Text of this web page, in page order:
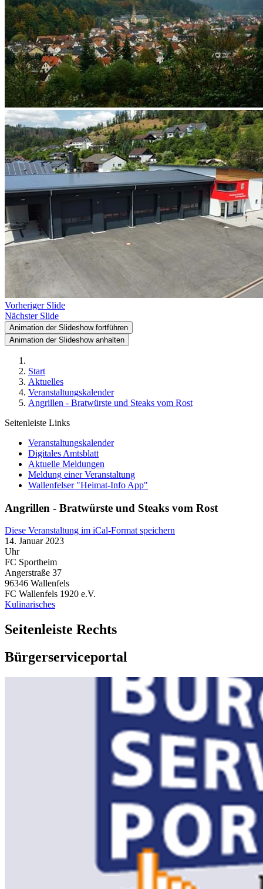
Vorheriger Slide
Nächster Slide
Animation der Slideshow fortführen
Animation der Slideshow anhalten
Start
Aktuelles
Veranstaltungskalender
Angrillen - Bratwürste und Steaks vom Rost
Seitenleiste Links
Veranstaltungskalender
Digitales Amtsblatt
Aktuelle Meldungen
Meldung einer Veranstaltung
Wallenfelser "Heimat-Info App"
Angrillen - Bratwürste und Steaks vom Rost
Diese Veranstaltung im iCal-Format speichern
14. Januar 2023
Uhr
FC Sportheim
Angerstraße 37
96346 Wallenfels
FC Wallenfels 1920 e.V.
Kulinarisches
Seitenleiste Rechts
Bürgerserviceportal